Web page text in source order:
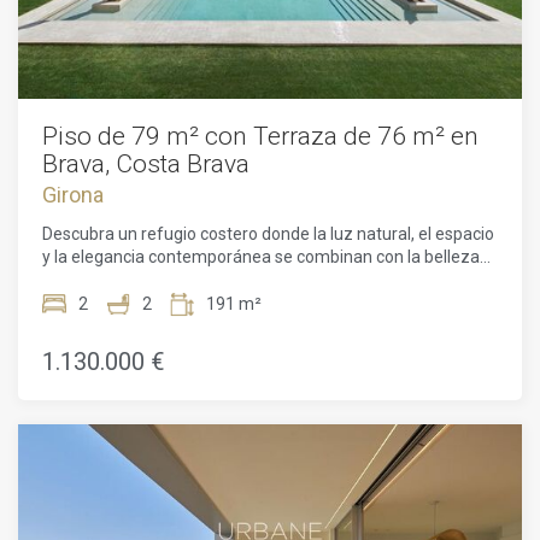
Piso de 79 m² con Terraza de 76 m² en
Brava, Costa Brava
Girona
Descubra un refugio costero donde la luz natural, el espacio
y la elegancia contemporánea se combinan con la belleza
forma parte de la prestigiosa promoción Brava de Kronos
buscan una vivienda de prestigio sobria, funcional y
pensada para disfrutar de la calma del mar. Su ubicación es
encantadores pueblos costeros.El interior ha sido distribuido
minuciosamente para maximizar la luz y la fluidez en cada
estancia. La zona de día, de concepto abierto, integra el
salón y el comedor con una cocina moderna, elegante y
funcional, donde los grandes ventanales crean una
2 2 191 m²
1.130.000 €